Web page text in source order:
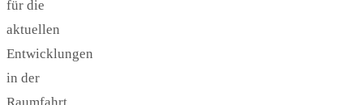
für die
aktuellen
Entwicklungen
in der